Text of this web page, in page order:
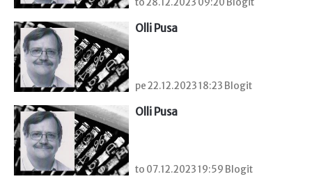
to 28.12.2023 09:20 Blogit
Olli Pusa
pe 22.12.2023 18:23 Blogit
Olli Pusa
to 07.12.2023 19:59 Blogit